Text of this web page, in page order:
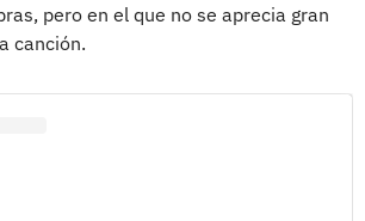
pero en el que no se aprecia gran
canción.